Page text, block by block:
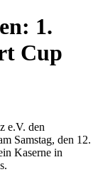
1.
Cup
e.V. den
Samstag, den 12.
Kaserne in